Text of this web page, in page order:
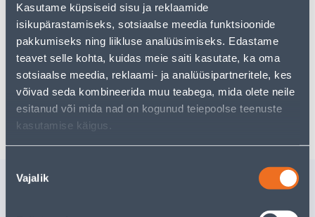
Kasutame küpsiseid sisu ja reklaamide
isikupärastamiseks, sotsiaalse meedia funktsioonide
pakkumiseks ning liikluse analüüsimiseks. Edastame
teavet selle kohta, kuidas meie saiti kasutate, ka oma
sotsiaalse meedia, reklaami- ja analüüsipartneritele, kes
võivad seda kombineerida muu teabega, mida olete neile
esitanud või mida nad on kogunud teiepoolse teenuste
kasutamise käigus.
valik
Vajalik
• Pimendavast kangast klassikaline ruloo.
• Laius 80 cm, kõrgus 180 cm, sügavus 4,5 cm. Ruloo
kangas on ligikaudu 4 cm kitsam.
• 14-päevane tagastusõigus.
Tarne pole võimalik
Sarnased tooted